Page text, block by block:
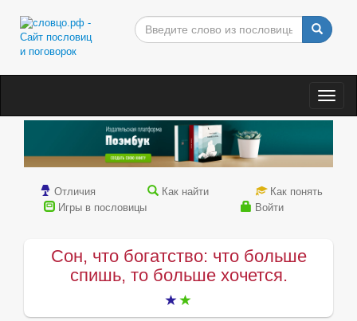
Отличия Как найти
Как понять
Игры в пословицы
Войти
Сон, что богатство: что больше
спишь, то больше хочется.